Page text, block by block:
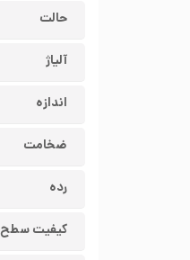
حالت
آلیاژ
اندازه
ضخامت
رده
کیفیت سطح